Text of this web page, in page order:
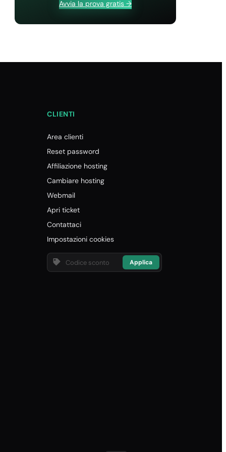
Hostinger
Register
Tophost
Richiedere EPP Code/Auth Code ad
Aruba
Richiedere EPP Code/Auth-Code a
SiteGround
Avvia la prova gratis →
CLIENTI
Area clienti
Reset password
Affiliazione hosting
Cambiare hosting
Webmail
Apri ticket
Contattaci
Impostazioni cookies
Applica